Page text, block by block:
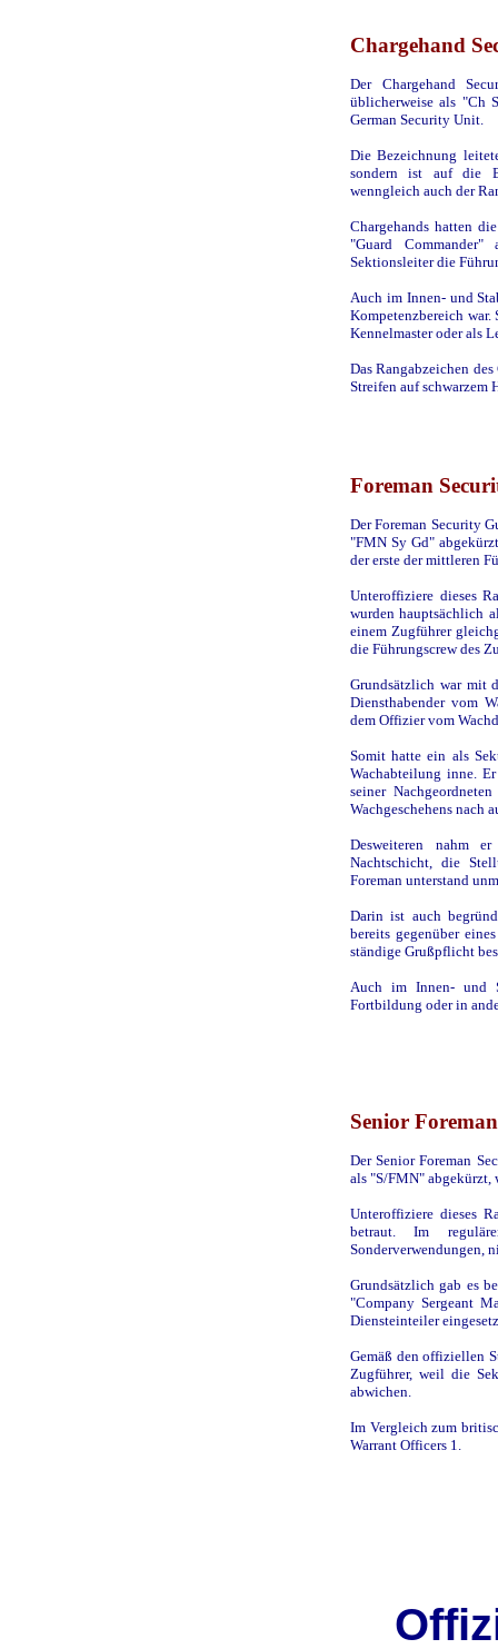
Chargehand
Der Chargehand
üblicherweise als "Ch
German Security Unit.
Die Bezeichnung
sondern ist auf die
wenngleich auch der
Chargehands hatten
"Guard
Sektionsleiter die
Auch im Innen- und
Kompetenzbereich war.
Kennelmaster oder als
Das Rangabzeichen
Streifen auf schwarzem
Foreman
Der Foreman Security
"FMN Sy Gd"
der erste der mittleren
Unteroffiziere dieses
wurden hauptsächlich
einem Zugführer
die Führungscrew des
Grundsätzlich war mit
Diensthabender vom
dem Offizier vom
Somit hatte ein als
Wachabteilung inne.
seiner
Wachgeschehens nach
Desweiteren nahm
Nachtschicht, die
Foreman unterstand
Darin ist auch
bereits gegenüber
ständige Grußpflicht
Auch im Innen- und
Fortbildung oder in
Senior
Der Senior Foreman
als "S/FMN" abgekürzt,
Unteroffiziere dieses
betraut. Im
Sonderverwendungen,
Grundsätzlich gab es
"Company Sergeant
Diensteinteiler
Gemäß den offiziellen
Zugführer, weil die
abwichen.
Im Vergleich zum
Warrant Officers 1.